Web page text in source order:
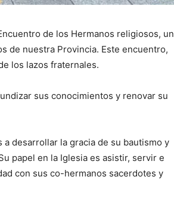
de los Hermanos religiosos, un
de nuestra Provincia. Este encuentro,
los lazos fraternales.
sus conocimientos y renovar su
desarrollar la gracia de su bautismo y
papel en la Iglesia es asistir, servir e
con sus co-hermanos sacerdotes y